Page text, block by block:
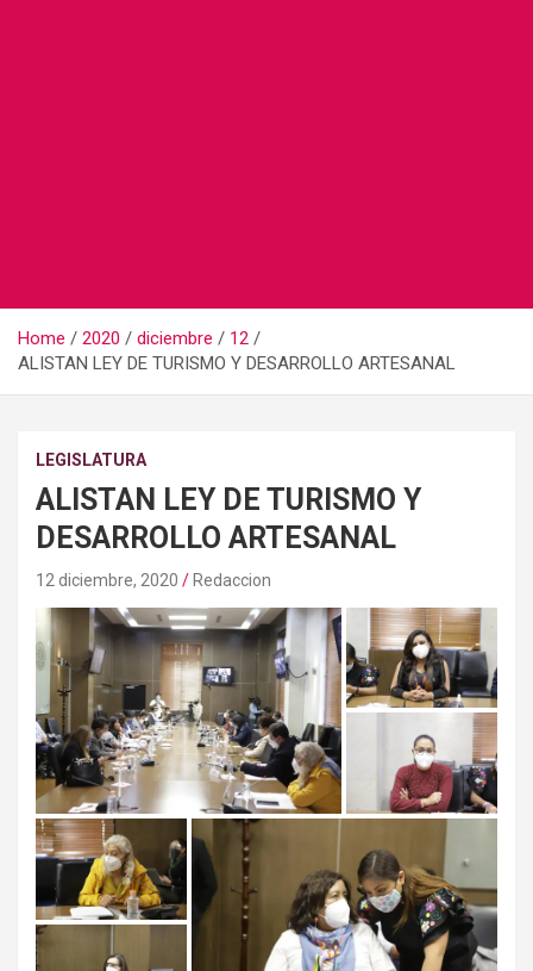
Home 2020 diciembre
12
ALISTAN LEY DE TURISMO Y DESARROLLO ARTESANAL
LEGISLATURA
ALISTAN LEY DE TURISMO Y
DESARROLLO ARTESANAL
12 diciembre, 2020 Redaccion